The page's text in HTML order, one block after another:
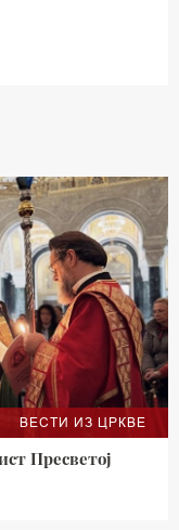
ВЕСТИ ИЗ ЦРКВЕ
Пресветој